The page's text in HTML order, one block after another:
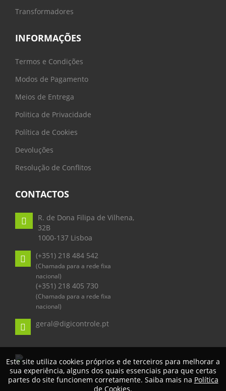
Transformadores
INFORMAÇÕES
Termos e Condições
Modos de Pagamento
Meios de Entrega
Politica de Privacidade
Política de Cookies
Devoluções
Resolução de Conflitos
CONTACTOS
R. de Dona Filipa de Vilhena,
32B
1000-137 Lisboa
(+351) 218 484 542
(Chamada para a rede fixa
nacional)
(+351) 218 405 730
(Chamada para a rede fixa
nacional)
geral@digicontrole.pt
Este site utiliza cookies próprios e de terceiros para melhorar a
sua experiência, alguns dos quais essenciais para que certas
partes do site funcionem corretamente. Saiba mais na Política
de Cookies.